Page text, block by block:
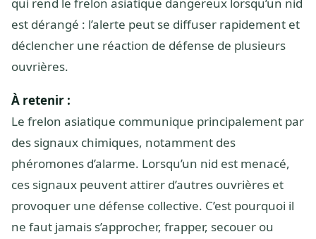
est dérangé : l’alerte peut se diffuser rapidement et
déclencher une réaction de défense de plusieurs
ouvrières.
À retenir :
Le frelon asiatique communique principalement par
des signaux chimiques, notamment des
phéromones d’alarme. Lorsqu’un nid est menacé,
ces signaux peuvent attirer d’autres ouvrières et
provoquer une défense collective. C’est pourquoi il
ne faut jamais s’approcher, frapper, secouer ou